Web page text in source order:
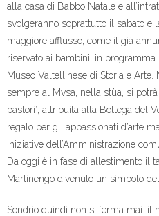
alla casa di Babbo Natale e
svolgeranno soprattutto il sabato e
maggiore afflusso, come il già
riservato ai bambini, in
Museo Valtellinese di Storia e
sempre al Mvsa, nella stüa, si potrà
pastori”, attribuita alla Bottega del
regalo per gli appassionati d’arte
iniziative dell’Amministrazione
Da oggi è in fase di allestimento il
Martinengo divenuto un simbolo
Sondrio quindi non si ferma mai: il